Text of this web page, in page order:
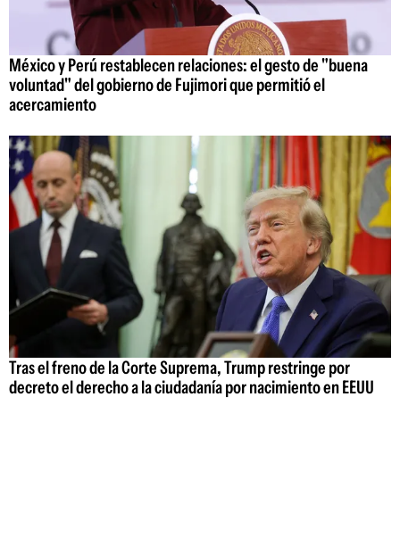
México y Perú restablecen relaciones: el gesto de "buena
voluntad" del gobierno de Fujimori que permitió el
acercamiento
Tras el freno de la Corte Suprema, Trump restringe por
decreto el derecho a la ciudadanía por nacimiento en EEUU